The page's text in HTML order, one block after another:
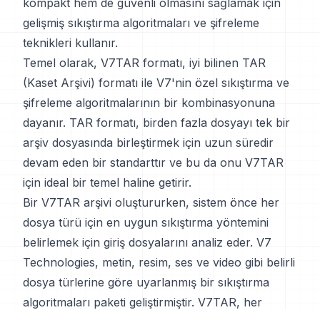
kompakt hem de güvenli olmasını sağlamak için
gelişmiş sıkıştırma algoritmaları ve şifreleme
teknikleri kullanır.
Temel olarak, V7TAR formatı, iyi bilinen TAR
(Kaset Arşivi) formatı ile V7'nin özel sıkıştırma ve
şifreleme algoritmalarının bir kombinasyonuna
dayanır. TAR formatı, birden fazla dosyayı tek bir
arşiv dosyasında birleştirmek için uzun süredir
devam eden bir standarttır ve bu da onu V7TAR
için ideal bir temel haline getirir.
Bir V7TAR arşivi oluştururken, sistem önce her
dosya türü için en uygun sıkıştırma yöntemini
belirlemek için giriş dosyalarını analiz eder. V7
Technologies, metin, resim, ses ve video gibi belirli
dosya türlerine göre uyarlanmış bir sıkıştırma
algoritmaları paketi geliştirmiştir. V7TAR, her